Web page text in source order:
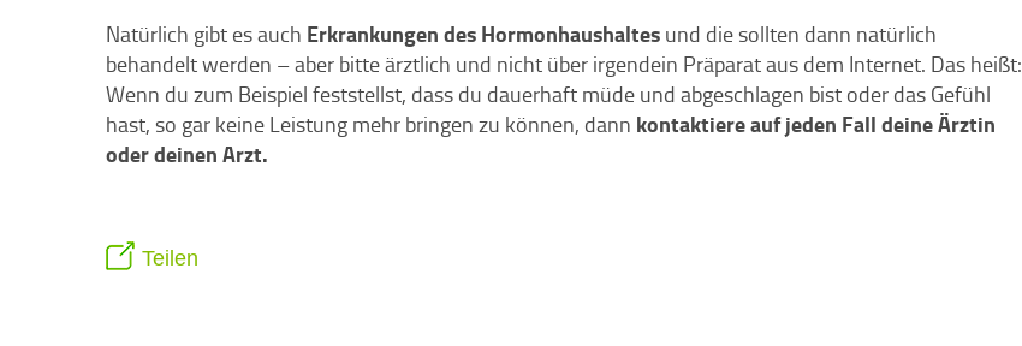
Natürlich gibt es auch Erkrankungen des Hormonhaushaltes und die sollten dann natürlich
behandelt werden – aber bitte ärztlich und nicht über irgendein Präparat aus dem Internet. Das heißt:
Wenn du zum Beispiel feststellst, dass du dauerhaft müde und abgeschlagen bist oder das Gefühl
hast, so gar keine Leistung mehr bringen zu können, dann kontaktiere auf jeden Fall deine Ärztin
oder deinen Arzt.
Teilen